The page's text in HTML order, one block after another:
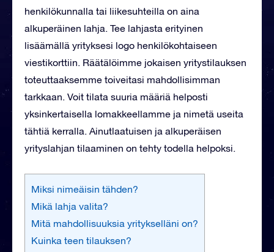
henkilökunnalla tai liikesuhteilla on aina
alkuperäinen lahja. Tee lahjasta erityinen
lisäämällä yrityksesi logo henkilökohtaiseen
viestikorttiin. Räätälöimme jokaisen yritystilauksen
toteuttaaksemme toiveitasi mahdollisimman
tarkkaan. Voit tilata suuria määriä helposti
yksinkertaisella lomakkeellamme ja nimetä useita
tähtiä kerralla. Ainutlaatuisen ja alkuperäisen
yrityslahjan tilaaminen on tehty todella helpoksi.
Miksi nimeäisin tähden?
Mikä lahja valita?
Mitä mahdollisuuksia yritykselläni on?
Kuinka teen tilauksen?